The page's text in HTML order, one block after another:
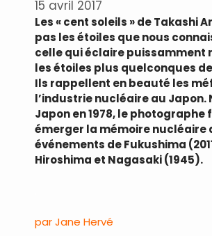
15 avril 2017
Les « cent soleils » de Takashi
pas les étoiles que nous
celle qui éclaire puissamment
les étoiles plus quelconques
Ils rappellent en beauté les
l’industrie nucléaire au Japon.
Japon en 1978, le photographe
émerger la mémoire nucléaire
événements de Fukushima
Hiroshima et Nagasaki (1945).
par Jane Hervé